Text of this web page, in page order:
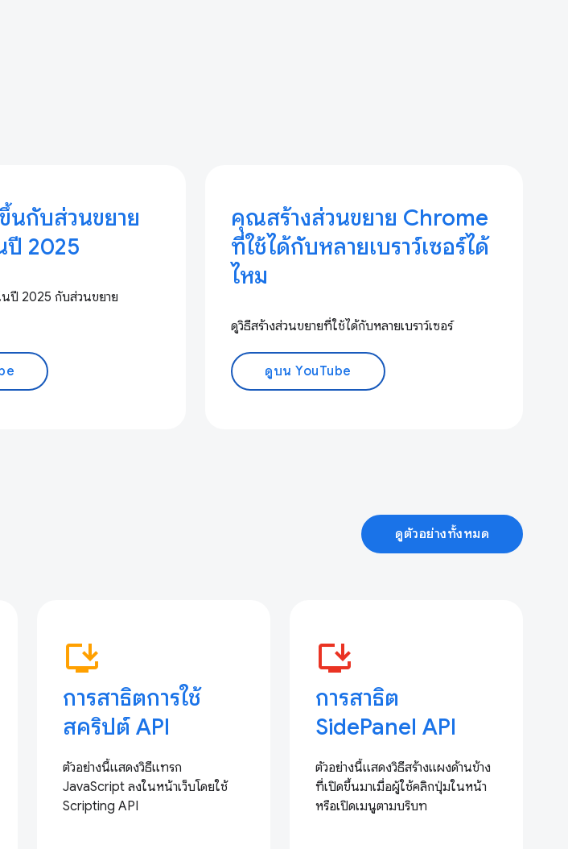
นกับส่วนขยาย
ปี 2025
ปี 2025 กับส่วนขยาย
คุณสร้างส่วนขยาย Chrome
ที่ใช้ได้กับหลายเบราว์เซอร์ได้
ไหม
ดูวิธีสร้างส่วนขยายที่ใช้ได้กับหลายเบราว์เซอร์
ดูบน YouTube
ดูตัวอย่างทั้งหมด
install_desktop
การสาธิตการใช้
สคริปต์ API
ตัวอย่างนี้แสดงวิธีแทรก
JavaScript ลงในหน้าเว็บโดยใช้
Scripting API
install_desktop
การสาธิต
SidePanel API
ตัวอย่างนี้แสดงวิธีสร้างแผงด้านข้าง
ที่เปิดขึ้นมาเมื่อผู้ใช้คลิกปุ่มในหน้า
หรือเปิดเมนูตามบริบท